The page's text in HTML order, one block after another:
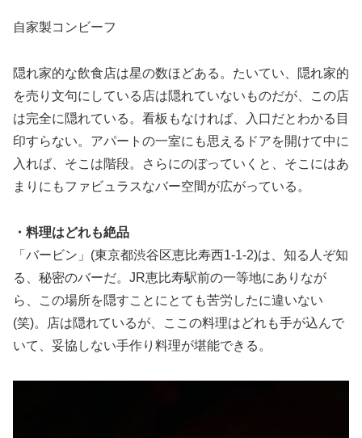
自家製コンビーフ
隠れ家的な飲食店は星の数ほどある。たいてい、隠れ家的
を売り文句にしている店は隠れていないものだが、この店
は完全に隠れている。看板もなければ、入口だとわかる目
印すらない。アパートの一室にも思えるドアを開けて中に
入れば、そこは階段。さらにのぼっていくと、そこにはあ
まりにもファビュラスなバー空間が広がっている。
・料理はどれも絶品
「バービン」(東京都渋谷区恵比寿西1-1-2)は、知る人ぞ知
る、秘密のバーだ。JR恵比寿駅前の一等地にありなが
ら、この場所を隠すことにとても苦労したに違いない
(笑)。店は隠れているが、ここの料理はどれも手が込んで
いて、妥協しない手作り料理が堪能できる。